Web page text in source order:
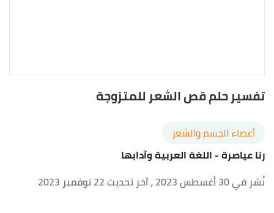
تفسير حلم قص الشعر للمتزوجة
أعضاء الجسم والشعر
رنا عياصرة- اللغة العربية وآدابها
نُشر في 30 أغسطس 2023
، آخر تحديث 22 نوفمبر 2023